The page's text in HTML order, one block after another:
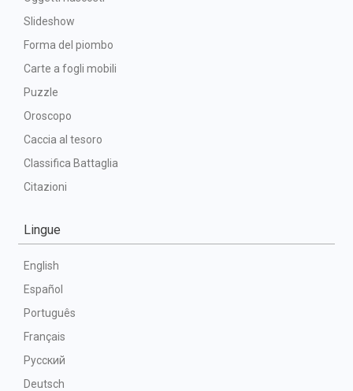
Slideshow
Forma del piombo
Carte a fogli mobili
Puzzle
Oroscopo
Caccia al tesoro
Classifica Battaglia
Citazioni
Lingue
English
Español
Português
Français
Русский
Deutsch